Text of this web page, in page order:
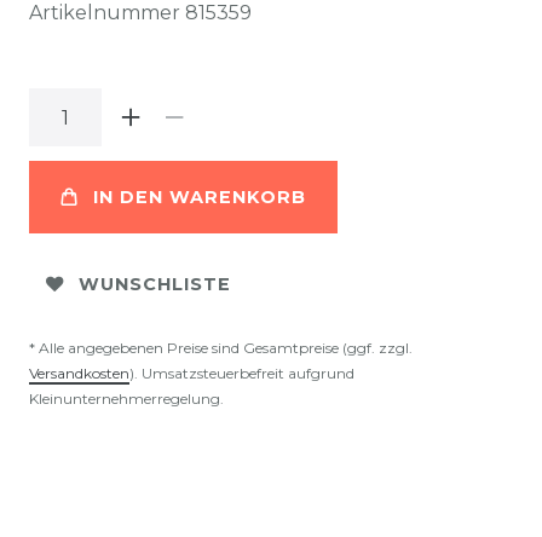
Artikelnummer 815359
IN DEN WARENKORB
WUNSCHLISTE
* Alle angegebenen Preise sind Gesamtpreise (ggf. zzgl.
Versandkosten). Umsatzsteuerbefreit aufgrund
Kleinunternehmerregelung.